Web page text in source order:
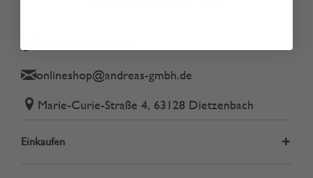
onlineshop@andreas-gmbh.de
Marie-Curie-Straße 4, 63128 Dietzenbach
Einkaufen